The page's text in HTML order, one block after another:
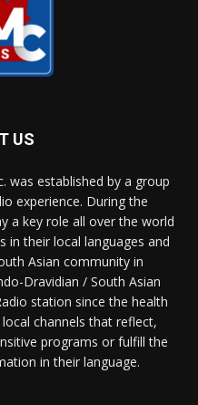
US
was established by a group
experience. During the
a key role all over the world
their local languages and
Asian community in
Dravidian / South Asian
station since the health
channels that reflect,
programs or fulfill the
in their language.